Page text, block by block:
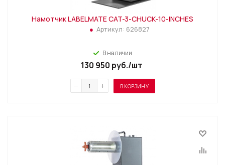
Намотчик LABELMATE CAT-3-CHUCK-10-INCHES
Артикул: 626827
В наличии
130 950 руб./шт
В КОРЗИНУ